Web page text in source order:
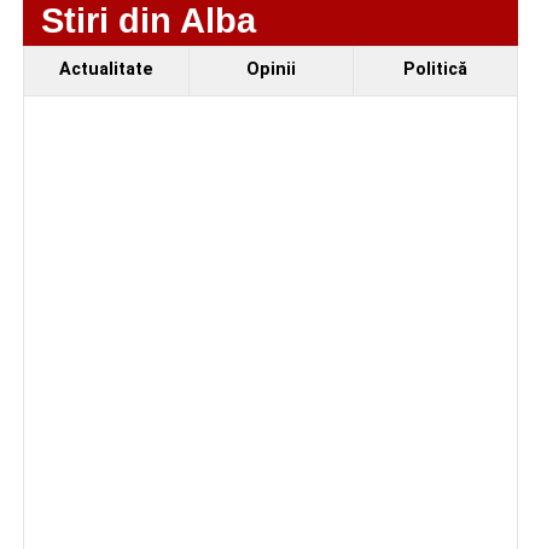
Polițiștii îl felicită pe agentul principal de poliție Bota
Cătălin Mihai pentru operativitatea de care a dat dovadă
Stiri din Alba
Actualitate Opinii Politică